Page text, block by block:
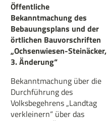
Öffentliche
Bekanntmachung des
Bebauungsplans und der
örtlichen Bauvorschriften
„Ochsenwiesen-Steinäcker,
3. Änderung“
Bekanntmachung über die
Durchführung des
Volksbegehrens „Landtag
verkleinern“ über das